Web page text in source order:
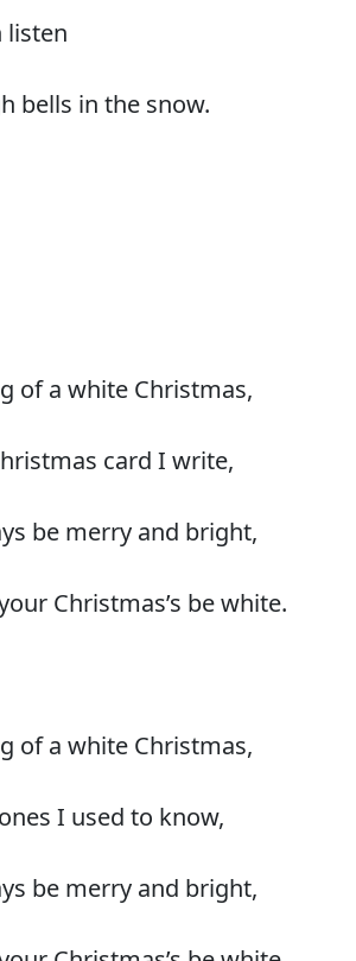
listen
bells in the snow.
of a white Christmas,
card I write,
be merry and bright,
Christmas’s be white.
of a white Christmas,
I used to know,
be merry and bright,